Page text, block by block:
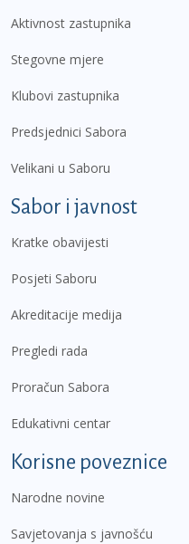
Aktivnost zastupnika
Stegovne mjere
Klubovi zastupnika
Predsjednici Sabora
Velikani u Saboru
Sabor i javnost
Kratke obavijesti
Posjeti Saboru
Akreditacije medija
Pregledi rada
Proračun Sabora
Edukativni centar
Korisne poveznice
Narodne novine
Savjetovanja s javnošću